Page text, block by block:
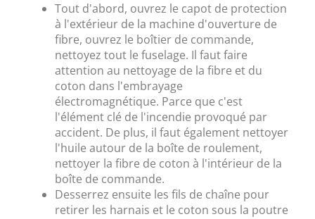
Tout d'abord, ouvrez le capot de protection
à l'extérieur de la machine d'ouverture de
fibre, ouvrez le boîtier de commande,
nettoyez tout le fuselage. Il faut faire
attention au nettoyage de la fibre et du
coton dans l'embrayage
électromagnétique. Parce que c'est
l'élément clé de l'incendie provoqué par
accident. De plus, il faut également nettoyer
l'huile autour de la boîte de roulement,
nettoyer la fibre de coton à l'intérieur de la
boîte de commande.
Desserrez ensuite les fils de chaîne pour
retirer les harnais et le coton sous la poutre